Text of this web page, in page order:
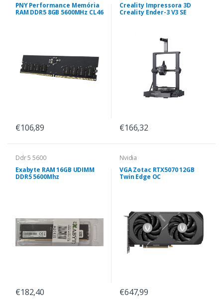
PNY Performance Memória
RAM DDR5 8GB 5600MHz CL46
€106,89
Creality Impressora 3D
Creality Ender-3 V3 SE
€166,32
Ddr 5 5600
Exabyte RAM 16GB UDIMM
DDR5 5600Mhz
€182,40
Nvidia
VGA Zotac RTX5070 12GB
Twin Edge OC
€647,99